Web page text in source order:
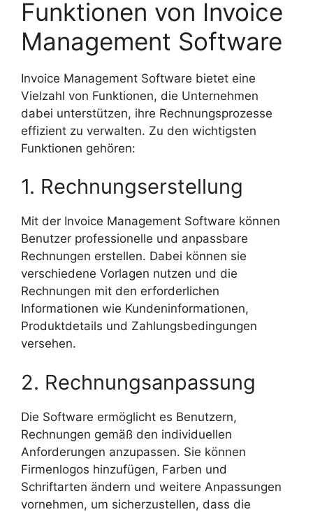
Funktionen von Invoice
Management Software
Invoice Management Software bietet eine
Vielzahl von Funktionen, die Unternehmen
dabei unterstützen, ihre Rechnungsprozesse
effizient zu verwalten. Zu den wichtigsten
Funktionen gehören:
1. Rechnungserstellung
Mit der Invoice Management Software können
Benutzer professionelle und anpassbare
Rechnungen erstellen. Dabei können sie
verschiedene Vorlagen nutzen und die
Rechnungen mit den erforderlichen
Informationen wie Kundeninformationen,
Produktdetails und Zahlungsbedingungen
versehen.
2. Rechnungsanpassung
Die Software ermöglicht es Benutzern,
Rechnungen gemäß den individuellen
Anforderungen anzupassen. Sie können
Firmenlogos hinzufügen, Farben und
Schriftarten ändern und weitere Anpassungen
vornehmen, um sicherzustellen, dass die